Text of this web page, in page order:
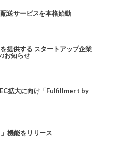
送サービスを本格始動
提供する スタートアップ企業
お知らせ
拡大に向け「Fulfillment by
機能をリリース